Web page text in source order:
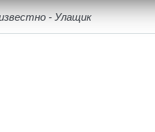
- Улащик